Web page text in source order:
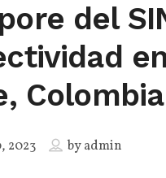
del
2023 byadmin